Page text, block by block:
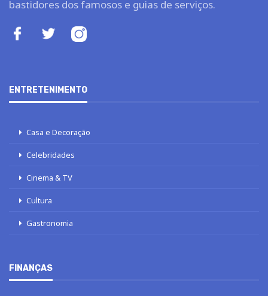
bastidores dos famosos e guias de serviços.
ENTRETENIMENTO
Casa e Decoração
Celebridades
Cinema & TV
Cultura
Gastronomia
FINANÇAS